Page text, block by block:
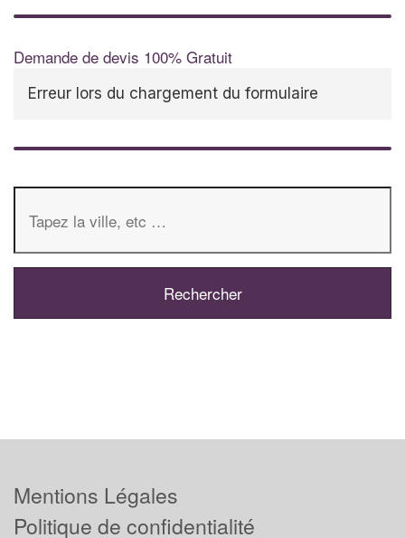
Demande de devis 100% Gratuit
Erreur lors du chargement du formulaire
Mentions Légales
Politique de confidentialité